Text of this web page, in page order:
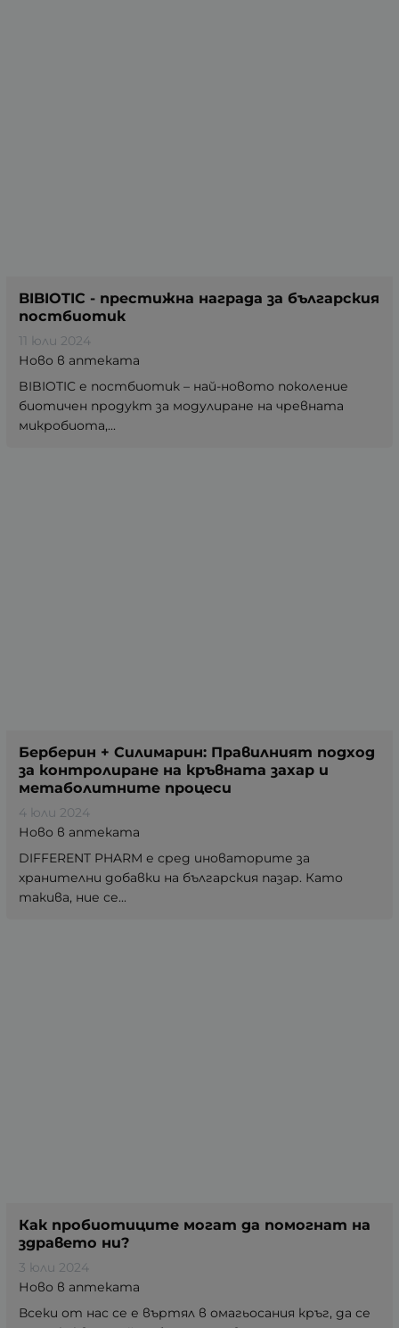
BIBIOTIC - престижна награда за българския
постбиотик
11 юли 2024
Ново в аптеката
BIBIOTIC е постбиотик – най-новото поколение
биотичен продукт за модулиране на чревната
микробиота,...
Берберин + Силимарин: Правилният подход
за контролиране на кръвната захар и
метаболитните процеси
4 юли 2024
Ново в аптеката
DIFFERENT PHARM е сред иноваторите за
хранителни добавки на българския пазар. Като
такива, ние се...
Как пробиотиците могат да помогнат на
здравето ни?
3 юли 2024
Ново в аптеката
Всеки от нас се е въртял в омагьосания кръг, да се